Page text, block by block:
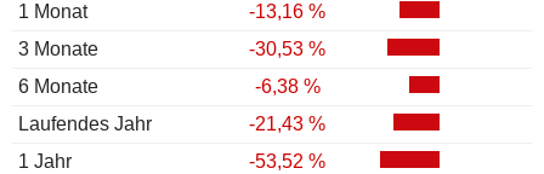
1 Monat
-13,16 %
3 Monate
-30,53 %
6 Monate
-6,38 %
Laufendes Jahr
-21,43 %
1 Jahr
-53,52 %